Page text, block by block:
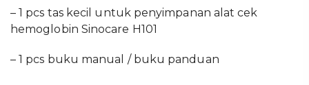
– 1 pcs tas kecil untuk penyimpanan alat cek
hemoglobin Sinocare H101
– 1 pcs buku manual / buku panduan